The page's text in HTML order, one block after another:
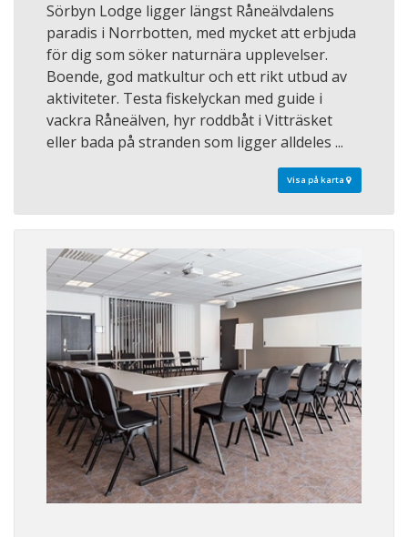
Sörbyn Lodge ligger längst Råneälvdalens
paradis i Norrbotten, med mycket att erbjuda
för dig som söker naturnära upplevelser.
Boende, god matkultur och ett rikt utbud av
aktiviteter. Testa fiskelyckan med guide i
vackra Råneälven, hyr roddbåt i Vitträsket
eller bada på stranden som ligger alldeles ...
Visa på karta